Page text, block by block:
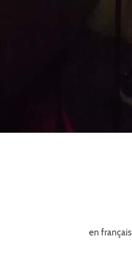
en français